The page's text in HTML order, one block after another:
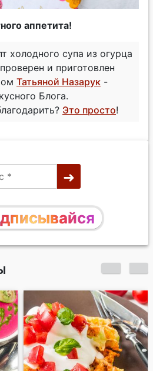
аппетита!
холодного супа из огурца
и приготовлен
Татьяной Назарук -
Блога.
Это просто!
40 минут и меньше.
Подборка рецептов
для быстрых ужинов